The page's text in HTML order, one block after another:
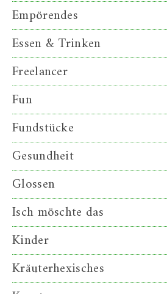
Empörendes
Essen & Trinken
Freelancer
Fun
Fundstücke
Gesundheit
Glossen
Isch möschte das
Kinder
Kräuterhexisches